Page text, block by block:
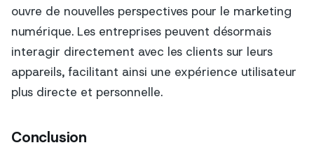
ouvre de nouvelles perspectives pour le marketing
numérique. Les entreprises peuvent désormais
interagir directement avec les clients sur leurs
appareils, facilitant ainsi une expérience utilisateur
plus directe et personnelle.
Conclusion